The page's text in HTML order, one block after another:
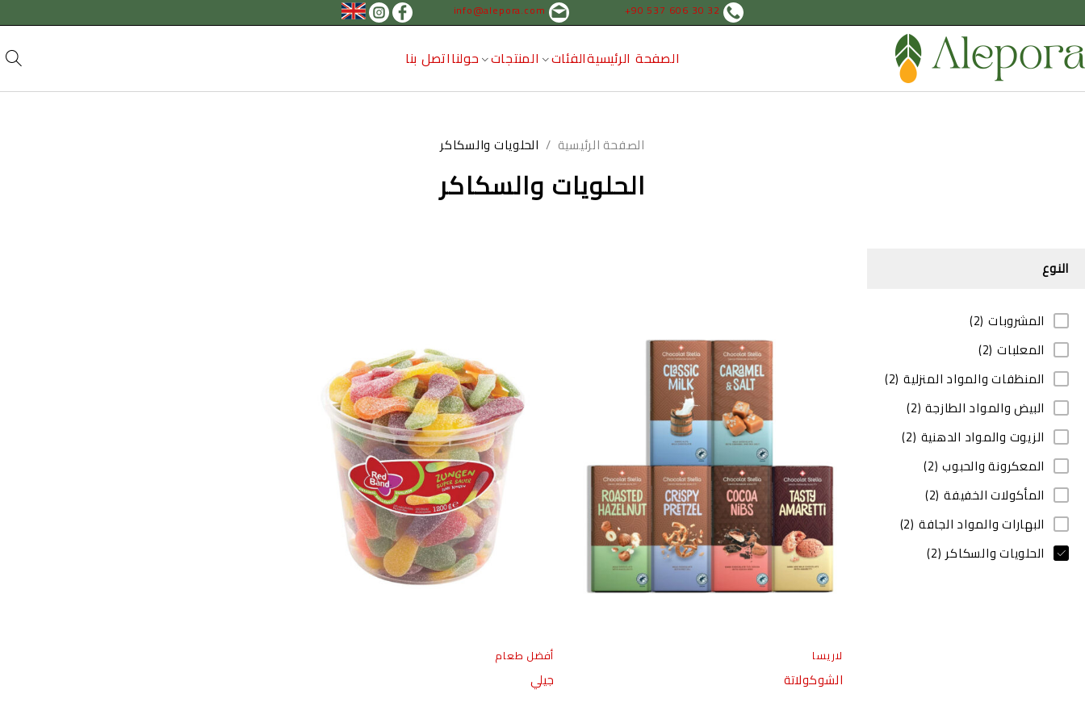
+90 537 606 30 32
الصفحة الرئيسيةالفئات المنتجات حولنااتصل بنا
الحلويات والسكاكر
الصفحة الرئيسية / الحلويات والسكاكر
النوع
المشروبات (2)
المعلبات (2)
المنظفات والمواد المنزلية (2)
البيض والمواد الطازجة (2)
الزيوت والمواد الدهنية (2)
المعكرونة والحبوب (2)
المأكولات الخفيفة (2)
البهارات والمواد الجافة (2)
الحلويات والسكاكر (2)
لاريسا
الشوكولاتة
أفضل طعام
جيلي